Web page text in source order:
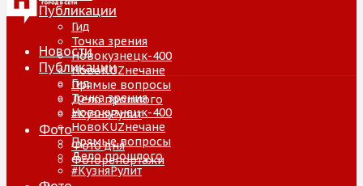
Публикации
Гид
Точка зрения
Новокузнецк-400
НовоKUZнечане
Прямые вопросы
Дело прошлого
#КузняРулит
Фото
Фото дня
Фоторепортажи
Новости
Публикации
Гид
Точка зрения
Новокузнецк-400
НовоKUZнечане
Прямые вопросы
Дело прошлого
#КузняРулит